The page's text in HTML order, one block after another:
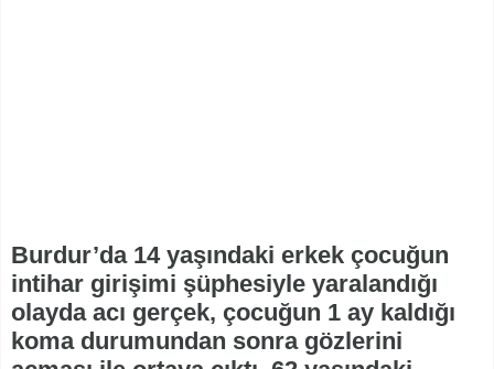
Burdur’da 14 yaşındaki erkek çocuğun
intihar girişimi şüphesiyle yaralandığı
olayda acı gerçek, çocuğun 1 ay kaldığı
koma durumundan sonra gözlerini